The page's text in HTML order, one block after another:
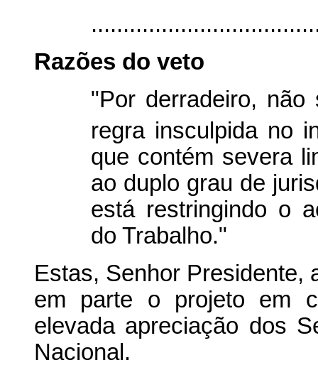
Razões do veto
"Por derradeiro, não
regra insculpida no
que contém severa
ao duplo grau de
está restringindo o
do Trabalho."
Estas, Senhor Presidente,
em parte o projeto em
elevada apreciação dos
Nacional.